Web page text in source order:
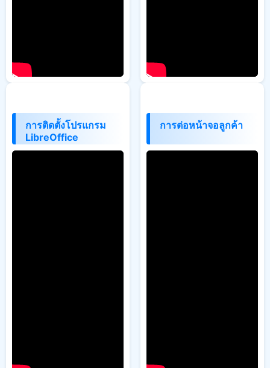
การติดตั้งโปรแกรม
LibreOffice
การต่อหน้าจอลูกค้า